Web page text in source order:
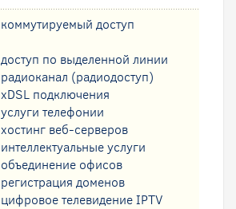
коммутируемый доступ
доступ по выделенной линии
радиоканал (радиодоступ)
xDSL подключения
услуги телефонии
хостинг веб-серверов
интеллектуальные услуги
oбъединение офисов
регистрация доменов
цифровое телевидение IPTV